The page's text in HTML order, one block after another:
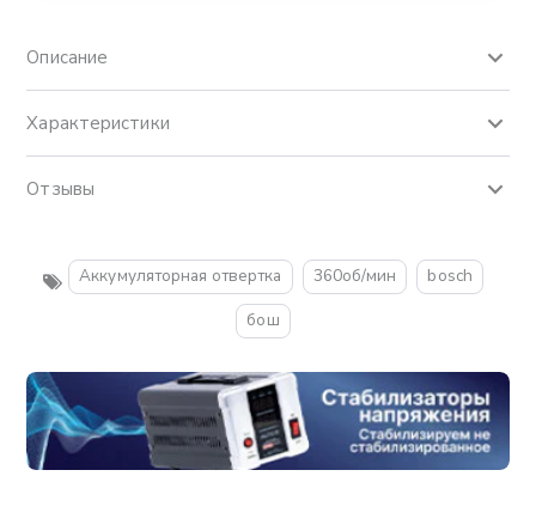
Описание
Характеристики
Отзывы
Аккумуляторная отвертка 360об/мин
bosch
бош